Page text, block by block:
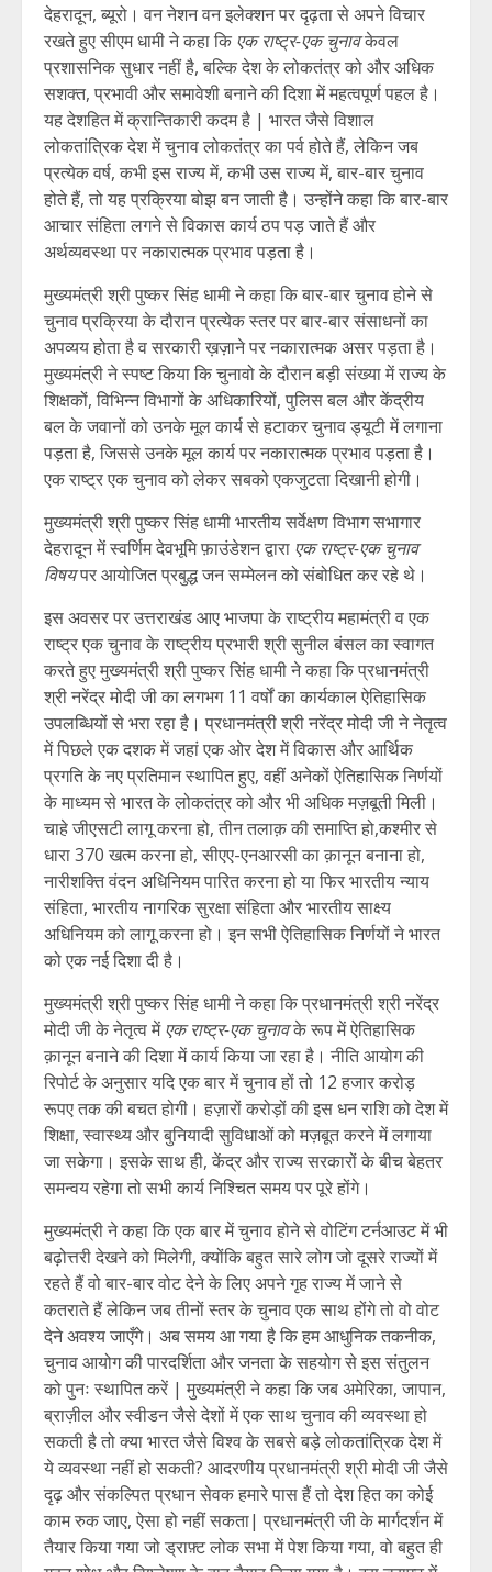
देहरादून, ब्यूरो। वन नेशन वन इलेक्शन पर दृढ़ता से अपने विचार
रखते हुए सीएम धामी ने कहा कि एक राष्ट्र-एक चुनावकेवल
प्रशासनिक सुधार नहीं है, बल्कि देश के लोकतंत्र को और अधिक
सशक्त, प्रभावी और समावेशी बनाने की दिशा में महत्वपूर्ण पहल है।
यह देशहित में क्रान्तिकारी कदम है | भारत जैसे विशाल
लोकतांत्रिक देश में चुनाव लोकतंत्र का पर्व होते हैं, लेकिन जब
प्रत्येक वर्ष, कभी इस राज्य में, कभी उस राज्य में, बार-बार चुनाव
होते हैं, तो यह प्रक्रिया बोझ बन जाती है। उन्होंने कहा कि बार-बार
आचार संहिता लगने से विकास कार्य ठप पड़ जाते हैं और
अर्थव्यवस्था पर नकारात्मक प्रभाव पड़ता है।
मुख्यमंत्री श्री पुष्कर सिंह धामी ने कहा कि बार-बार चुनाव होने से
चुनाव प्रक्रिया के दौरान प्रत्येक स्तर पर बार-बार संसाधनों का
अपव्यय होता है व सरकारी ख़ज़ाने पर नकारात्मक असर पड़ता है।
मुख्यमंत्री ने स्पष्ट किया कि चुनावो के दौरान बड़ी संख्या में राज्य के
शिक्षकों, विभिन्न विभागों के अधिकारियों, पुलिस बल और केंद्रीय
बल के जवानों को उनके मूल कार्य से हटाकर चुनाव ड्यूटी में लगाना
पड़ता है, जिससे उनके मूल कार्य पर नकारात्मक प्रभाव पड़ता है।
एक राष्ट्र एक चुनाव को लेकर सबको एकजुटता दिखानी होगी।
मुख्यमंत्री श्री पुष्कर सिंह धामी भारतीय सर्वेक्षण विभाग सभागार
देहरादून में स्वर्णिम देवभूमि फ़ाउंडेशन द्वारा एक राष्ट्र-एक चुनाव
विषयपर आयोजित प्रबुद्ध जन सम्मेलन को संबोधित कर रहे थे।
इस अवसर पर उत्तराखंड आए भाजपा के राष्ट्रीय महामंत्री व एक
राष्ट्र एक चुनाव के राष्ट्रीय प्रभारी श्री सुनील बंसल का स्वागत
करते हुए मुख्यमंत्री श्री पुष्कर सिंह धामी ने कहा कि प्रधानमंत्री
श्री नरेंद्र मोदी जी का लगभग 11 वर्षों का कार्यकाल ऐतिहासिक
उपलब्धियों से भरा रहा है। प्रधानमंत्री श्री नरेंद्र मोदी जी ने नेतृत्व
में पिछले एक दशक में जहां एक ओर देश में विकास और आर्थिक
प्रगति के नए प्रतिमान स्थापित हुए, वहीं अनेकों ऐतिहासिक निर्णयों
के माध्यम से भारत के लोकतंत्र को और भी अधिक मज़बूती मिली।
चाहे जीएसटी लागू करना हो, तीन तलाक़ की समाप्ति हो,कश्मीर से
धारा 370 खत्म करना हो, सीएए-एनआरसी का क़ानून बनाना हो,
नारीशक्ति वंदन अधिनियम पारित करना हो या फिर भारतीय न्याय
संहिता, भारतीय नागरिक सुरक्षा संहिता और भारतीय साक्ष्य
अधिनियम को लागू करना हो। इन सभी ऐतिहासिक निर्णयों ने भारत
को एक नई दिशा दी है।
मुख्यमंत्री श्री पुष्कर सिंह धामी ने कहा कि प्रधानमंत्री श्री नरेंद्र
मोदी जी के नेतृत्व मेंएक राष्ट्र-एक चुनावके रूप में ऐतिहासिक
क़ानून बनाने की दिशा में कार्य किया जा रहा है। नीति आयोग की
रिपोर्ट के अनुसार यदि एक बार में चुनाव हों तो 12 हजार करोड़
रूपए तक की बचत होगी। हज़ारों करोड़ों की इस धन राशि को देश में
शिक्षा, स्वास्थ्य और बुनियादी सुविधाओं को मज़बूत करने में लगाया
जा सकेगा। इसके साथ ही, केंद्र और राज्य सरकारों के बीच बेहतर
समन्वय रहेगा तो सभी कार्य निश्चित समय पर पूरे होंगे।
मुख्यमंत्री ने कहा कि एक बार में चुनाव होने से वोटिंग टर्नआउट में भी
बढ़ोत्तरी देखने को मिलेगी, क्योंकि बहुत सारे लोग जो दूसरे राज्यों में
रहते हैं वो बार-बार वोट देने के लिए अपने गृह राज्य में जाने से
कतराते हैं लेकिन जब तीनों स्तर के चुनाव एक साथ होंगे तो वो वोट
देने अवश्य जाएँगे। अब समय आ गया है कि हम आधुनिक तकनीक,
चुनाव आयोग की पारदर्शिता और जनता के सहयोग से इस संतुलन
को पुनः स्थापित करें | मुख्यमंत्री ने कहा कि जब अमेरिका, जापान,
ब्राज़ील और स्वीडन जैसे देशों में एक साथ चुनाव की व्यवस्था हो
सकती है तो क्या भारत जैसे विश्व के सबसे बड़े लोकतांत्रिक देश में
ये व्यवस्था नहीं हो सकती? आदरणीय प्रधानमंत्री श्री मोदी जी जैसे
दृढ़ और संकल्पित प्रधान सेवक हमारे पास हैं तो देश हित का कोई
काम रुक जाए, ऐसा हो नहीं सकता| प्रधानमंत्री जी के मार्गदर्शन में
तैयार किया गया जो ड्राफ़्ट लोक सभा में पेश किया गया, वो बहुत ही